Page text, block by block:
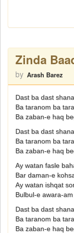
Zinda
by Arash Barez
Dast ba dast
Ba taranom ba
Ba zaban-e haq
Dast ba dast
Ba taranom ba
Ba zaban-e haq
Ay watan fasle
Bar daman-e
Ay watan ishqat
Bulbul-e awara-
Dast ba dast
Ba taranom ba
Ba zaban-e haq